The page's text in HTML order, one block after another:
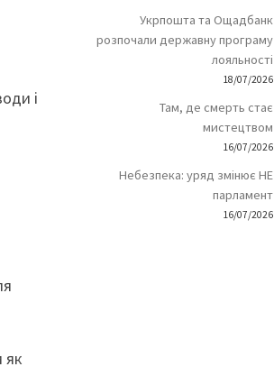
і
як
Укрпошта та Ощадбанк
розпочали державну програму
лояльності
18/07/2026
Там, де смерть стає
мистецтвом
16/07/2026
Небезпека: уряд змінює НЕ
парламент
16/07/2026